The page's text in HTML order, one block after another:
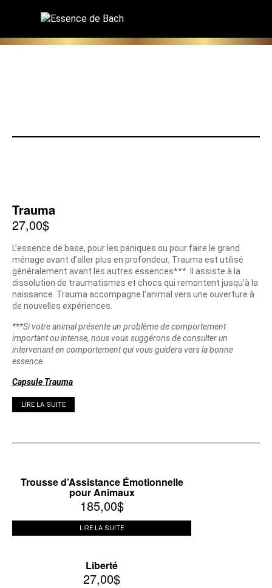
Trauma
27,00$
L’essence de base, pour les paniques ou pour faire le grand
ménage avant d’aller plus en profondeur, Trauma est utilisé
généralement avant les autres essences***. Il assiste à la
dissolution de traumatismes et chocs qui remontent jusqu’à la
naissance. Trauma accompagne l’animal vers une ouverture à
de nouvelles expériences.
***Si votre animal présente un problème de comportement
important ou intense, nous vous suggérons de consulter un
intervenant en comportement qui vous guidera vers la bonne
essence.
Capsule Trauma
LIRE LA SUITE
Trousse d’Assistance Émotionnelle
pour Animaux
185,00$
LIRE LA SUITE
Liberté
27,00$